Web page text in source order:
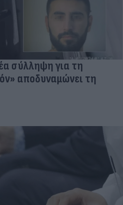
σύλληψη για τη
αποδυναμώνει τη